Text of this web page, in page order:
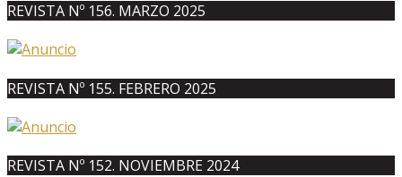
REVISTA Nº 156. MARZO 2025
REVISTA Nº 155. FEBRERO 2025
REVISTA Nº 152. NOVIEMBRE 2024